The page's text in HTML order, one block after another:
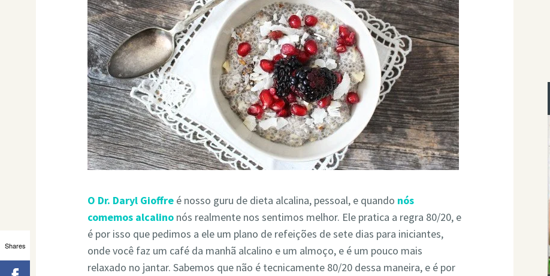
O Dr. Daryl Gioffre é nosso guru de dieta alcalina, pessoal, e quando nós
comemos alcalino nós realmente nos sentimos melhor. Ele pratica a regra 80/20, e
é por isso que pedimos a ele um plano de refeições de sete dias para iniciantes,
onde você faz um café da manhã alcalino e um almoço, e é um pouco mais
relaxado no jantar. Sabemos que não é tecnicamente 80/20 dessa maneira, e é por
Shares